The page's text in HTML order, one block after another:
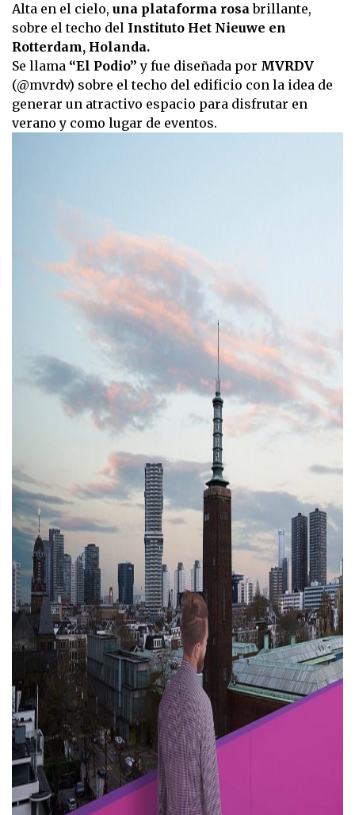
Alta en el cielo, una plataforma rosabrillante,
sobre el techo del Instituto Het Nieuwe en
Rotterdam, Holanda.
Se llama “El Podio” y fue diseñada por MVRDV
(@mvrdv) sobre el techo del edificio con la idea de
generar un atractivo espacio para disfrutar en
verano y como lugar de eventos.